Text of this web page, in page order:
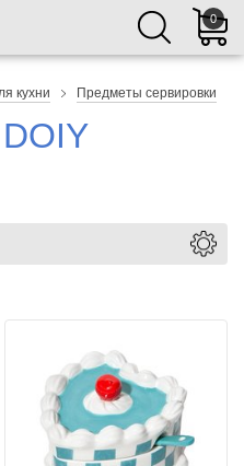
0
кухни Предметы сервировки
DOIY